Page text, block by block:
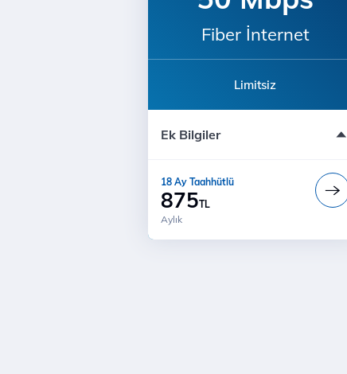
Fiber İnternet
Limitsiz
Ek Bilgiler
Muud Premium + internet bir arada
18 Ay Taahhütlü
875TL
Aylık